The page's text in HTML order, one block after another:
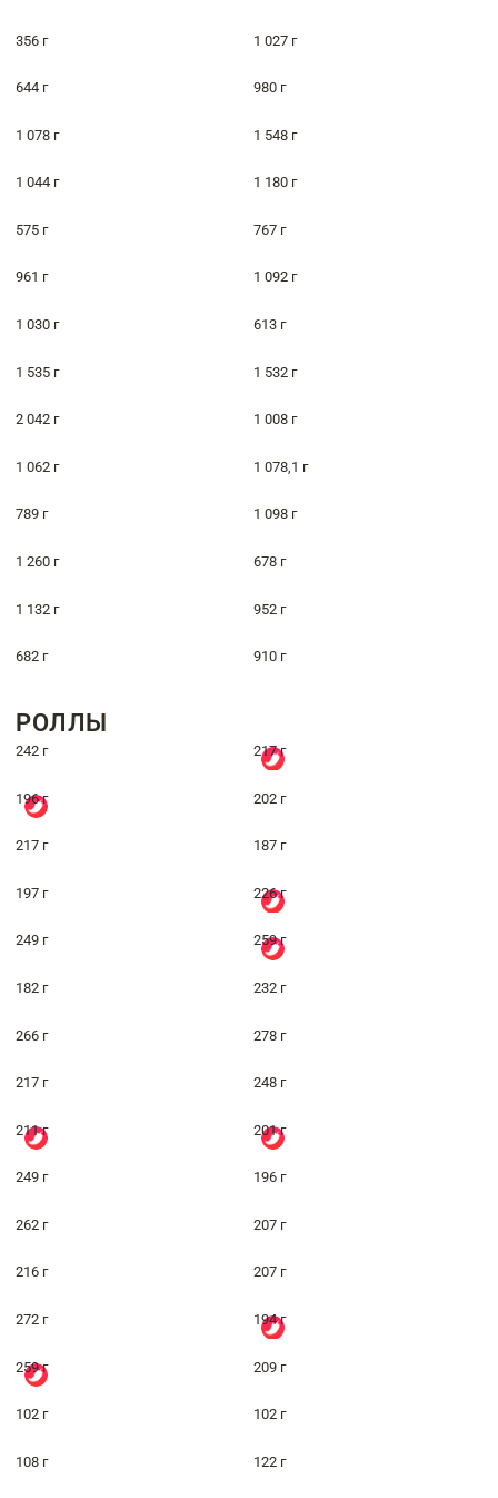
356 г 1 027 г
644 г 980 г
1 078 г 1 548 г
1 044 г 1 180 г
575 г 767 г
961 г 1 092 г
1 030 г 613 г
1 535 г 1 532 г
2 042 г 1 008 г
1 062 г 1 078,1 г
789 г 1 098 г
1 260 г 678 г
1 132 г 952 г
682 г 910 г
РОЛЛЫ
242 г 217 г
196 г 202 г
217 г 187 г
197 г 226 г
249 г 259 г
182 г 232 г
266 г 278 г
217 г 248 г
211 г 201 г
249 г 196 г
262 г 207 г
216 г 207 г
272 г 194 г
259 г 209 г
102 г 102 г
108 г 122 г